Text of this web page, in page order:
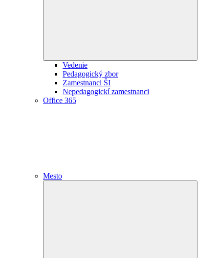
Vedenie
Pedagogický zbor
Zamestnanci ŠI
Nepedagogickí zamestnanci
Office 365
Mesto